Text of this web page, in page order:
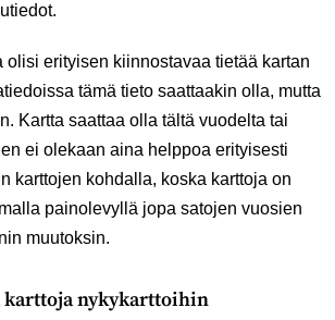
olisi erityisen kiinnostavaa tietää kartan
tämä tieto saattaakin olla, mutta
Kartta saattaa olla tältä vuodelta tai
ei olekaan aina helppoa erityisesti
karttojen kohdalla, koska karttoja on
painolevyllä jopa satojen vuosien
muutoksin.
karttoja nykykarttoihin